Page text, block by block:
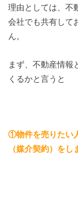
理由としては、不
会社でも共有して
ん。
まず、不動産情報
くるかと言うと
①物件を売りたい
（媒介契約）をし